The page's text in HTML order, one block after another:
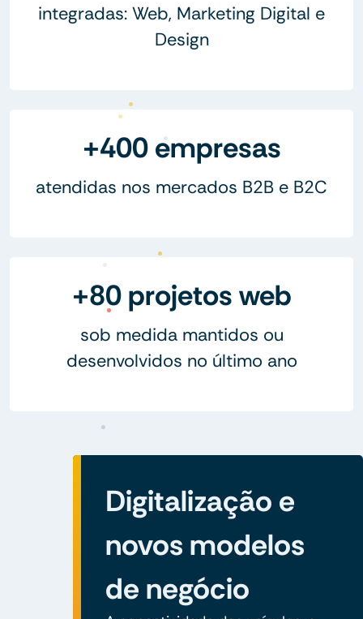
integradas: Web, Marketing Digital e
Design
+400 empresas
atendidas nos mercados B2B e B2C
+80 projetos web
sob medida mantidos ou
desenvolvidos no último ano
Digitalização e
novos modelos
de negócio